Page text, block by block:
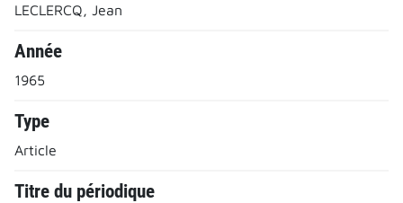
LECLERCQ, Jean
Année
1965
Type
Article
Titre du périodique